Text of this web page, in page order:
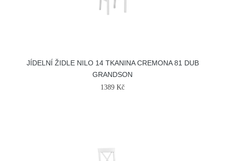
JÍDELNÍ ŽIDLE NILO 14 TKANINA CREMONA 81 DUB
GRANDSON
1389 Kč